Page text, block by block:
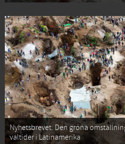
Nyhetsbrevet: Den gröna
valtider i Latinamerika